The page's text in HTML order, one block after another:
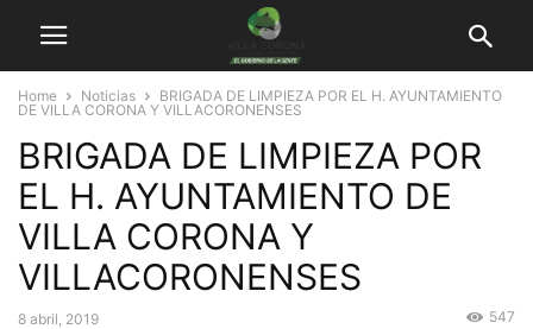
Home Noticias
BRIGADA DE LIMPIEZA POR EL H. AYUNTAMIENTO
DE VILLA CORONA Y VILLACORONENSES
BRIGADA DE LIMPIEZA POR
EL H. AYUNTAMIENTO DE
VILLA CORONA Y
VILLACORONENSES
8 abril, 2019 547